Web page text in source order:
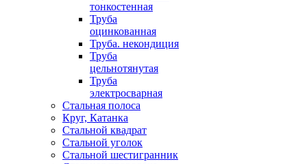
тонкостенная
Труба
оцинкованная
Труба. некондиция
Труба
цельнотянутая
Труба
электросварная
Стальная полоса
Круг, Катанка
Стальной квадрат
Стальной уголок
Стальной шестигранник